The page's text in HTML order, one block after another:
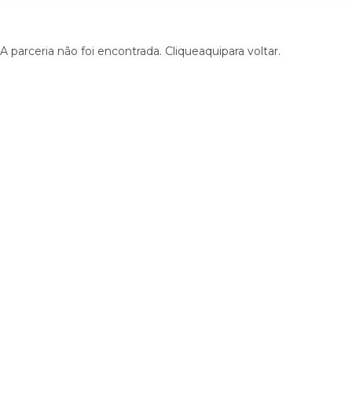
A parceria não foi encontrada. Cliqueaquipara voltar.